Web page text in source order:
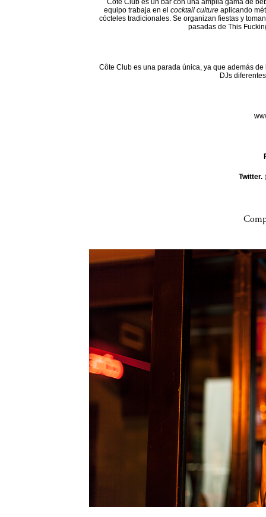
equipo trabaja en el cocktail culture aplicando
cócteles tradicionales. Se organizan fiestas y
pasadas de This
Côte Club es una parada única, ya que además
DJs
Twitter.